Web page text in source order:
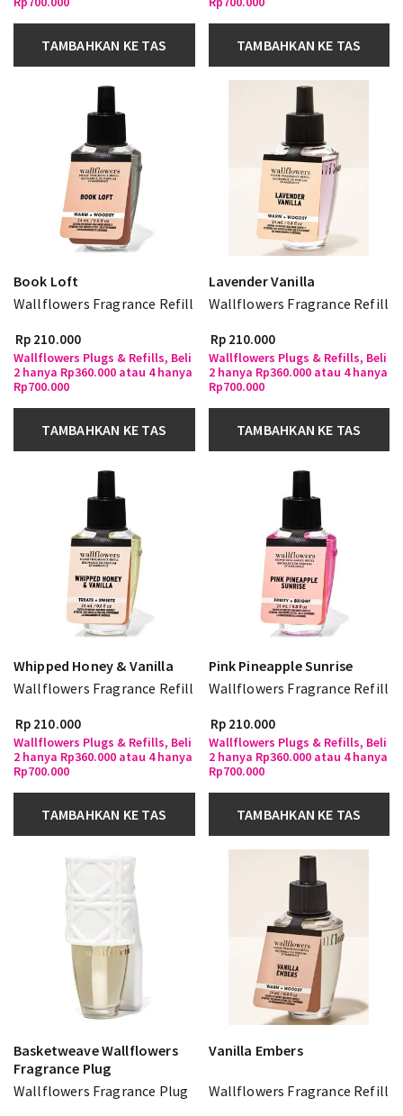
TAMBAHKAN KE TAS TAMBAHKAN KE TAS
Book Loft
Wallflowers Fragrance Refill
Rp 210.000
Wallflowers Plugs & Refills, Beli
2 hanya Rp360.000 atau 4 hanya
Rp700.000
TAMBAHKAN KE TAS
Lavender Vanilla
Wallflowers Fragrance Refill
Rp 210.000
Wallflowers Plugs & Refills, Beli
2 hanya Rp360.000 atau 4 hanya
Rp700.000
TAMBAHKAN KE TAS
Whipped Honey & Vanilla
Wallflowers Fragrance Refill
Rp 210.000
Wallflowers Plugs & Refills, Beli
2 hanya Rp360.000 atau 4 hanya
Rp700.000
TAMBAHKAN KE TAS
Pink Pineapple Sunrise
Wallflowers Fragrance Refill
Rp 210.000
Wallflowers Plugs & Refills, Beli
2 hanya Rp360.000 atau 4 hanya
Rp700.000
TAMBAHKAN KE TAS
Basketweave Wallflowers
Fragrance Plug
Wallflowers Fragrance Plug
Vanilla Embers
Wallflowers Fragrance Refill